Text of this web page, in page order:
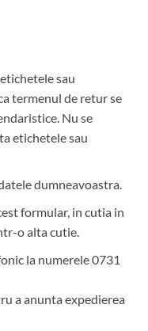
sau
termenul de retur se
Nu se
etichetele sau
dumneavoastra.
formular, in cutia in
o alta cutie.
la numerele 0731
a anunta expedierea